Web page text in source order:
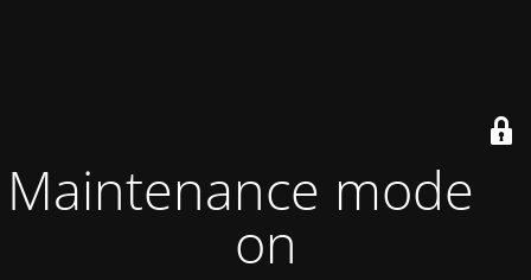
Maintenance mode is
on